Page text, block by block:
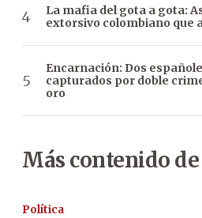
La mafia del gota a gota:
extorsivo colombiano que
Encarnación: Dos
capturados por doble
oro
Más contenido
Política